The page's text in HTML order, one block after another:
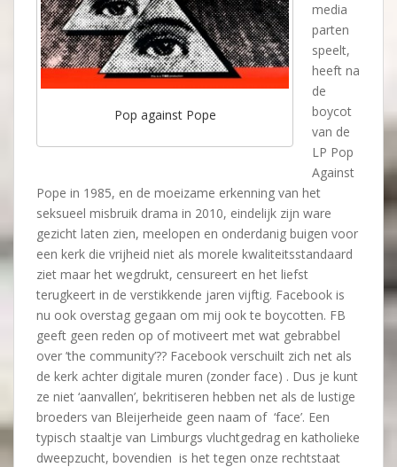
Pop against Pope
media
parten
speelt,
heeft na
de
boycot
van de
LP Pop
Against
Pope in 1985, en de moeizame erkenning van het
seksueel misbruik drama in 2010, eindelijk zijn ware
gezicht laten zien, meelopen en onderdanig buigen voor
een kerk die vrijheid niet als morele kwaliteitsstandaard
ziet maar het wegdrukt, censureert en het liefst
terugkeert in de verstikkende jaren vijftig. Facebook is
nu ook overstag gegaan om mij ook te boycotten. FB
geeft geen reden op of motiveert met wat gebrabbel
over ’the community’?? Facebook verschuilt zich net als
de kerk achter digitale muren (zonder face) . Dus je kunt
ze niet ‘aanvallen’, bekritiseren hebben net als de lustige
broeders van Bleijerheide geen naam of ‘face’. Een
typisch staaltje van Limburgs vluchtgedrag en katholieke
dweepzucht, bovendien is het tegen onze rechtstaat